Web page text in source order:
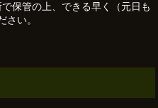
保管の上、できる早く（元日も
さい。